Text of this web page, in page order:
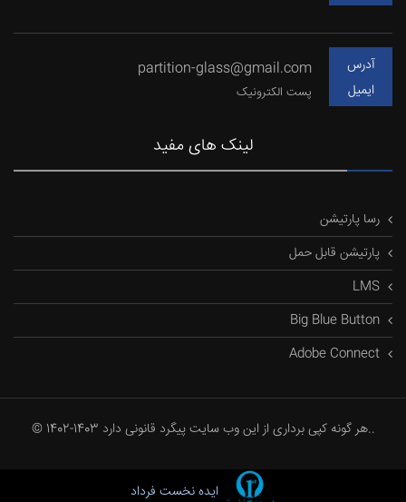
آدرس
ایمیل
پست الکترونیک
لینک های مفید
رسا پارتیشن
پارتیشن قابل حمل
LMS
Big Blue Button
Adobe Connect
© 1402-1403 هر گونه کپی برداری از این وب سایت پیگرد قانونی دارد..
ایده نخست فرداد